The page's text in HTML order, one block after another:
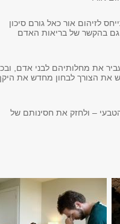
לזיהום אור כאל גורם סיכון
גם בהקשר של בריאות האדם
את מחלותיהם לבני אדם,
את הצורך לבחון מחדש את
– ולחזק את חסינותם של